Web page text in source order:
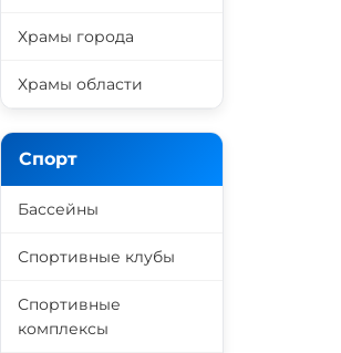
Храмы города
Храмы области
Спорт
Бассейны
Спортивные клубы
Спортивные
комплексы